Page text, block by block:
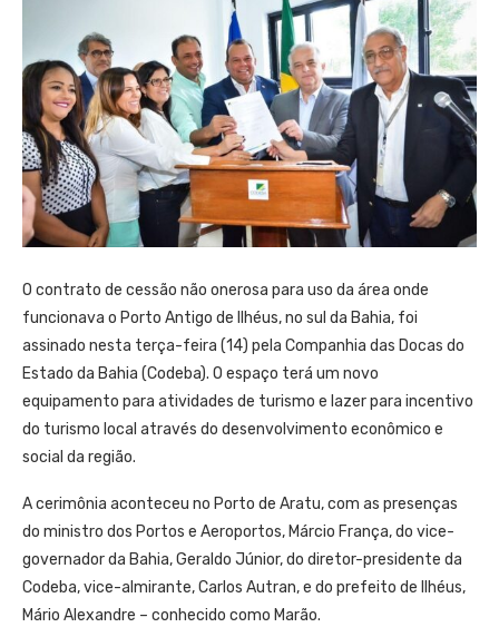
O contrato de cessão não onerosa para uso da área onde
funcionava o Porto Antigo de Ilhéus, no sul da Bahia, foi
assinado nesta terça-feira (14) pela Companhia das Docas do
Estado da Bahia (Codeba). O espaço terá um novo
equipamento para atividades de turismo e lazer para incentivo
do turismo local através do desenvolvimento econômico e
social da região.
A cerimônia aconteceu no Porto de Aratu, com as presenças
do ministro dos Portos e Aeroportos, Márcio França, do vice-
governador da Bahia, Geraldo Júnior, do diretor-presidente da
Codeba, vice-almirante, Carlos Autran, e do prefeito de Ilhéus,
Mário Alexandre – conhecido como Marão.